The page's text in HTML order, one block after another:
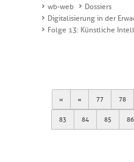
wb-web
Dossiers
Digitalisierung in der
Folge 13: Künstliche
First Previous
77 78
83 84 85 86